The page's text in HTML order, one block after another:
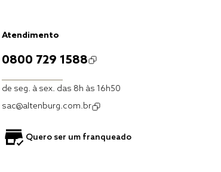
Atendimento
0800 729 1588
de seg. à sex. das 8h às 16h50
sac@altenburg.com.br
Quero ser um franqueado